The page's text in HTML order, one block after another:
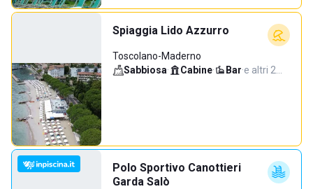
Spiaggia Lido Azzurro
Toscolano-Maderno
Sabbiosa· Cabine· Bar·e altri 2…
Polo Sportivo Canottieri
Garda Salò